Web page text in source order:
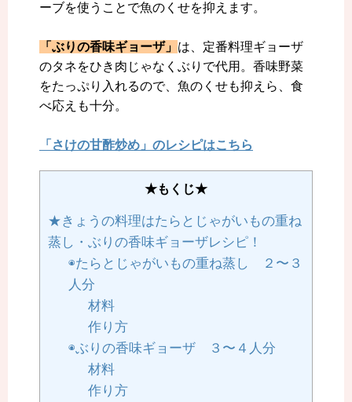
ーブを使うことで魚のくせを抑えます。
「ぶりの香味ギョーザ」 は、定番料理ギョーザ
のタネをひき肉じゃなくぶりで代用。香味野菜
をたっぷり入れるので、魚のくせも抑えら、食
べ応えも十分。
「さけの甘酢炒め」のレシピはこちら
★もくじ★
★きょうの料理はたらとじゃがいもの重ね
蒸し・ぶりの香味ギョーザレシピ！
◉たらとじゃがいもの重ね蒸し ２〜３
人分
材料
作り方
◉ぶりの香味ギョーザ ３〜４人分
材料
作り方